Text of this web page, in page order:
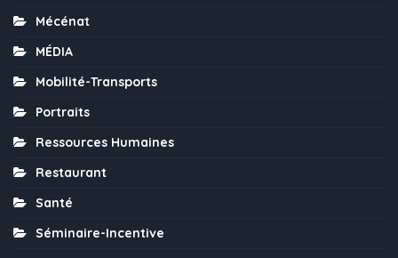
Mécénat
MÉDIA
Mobilité-Transports
Portraits
Ressources Humaines
Restaurant
Santé
Séminaire-Incentive